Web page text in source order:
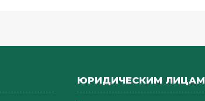
ЮРИДИЧЕСКИМ ЛИЦАМ